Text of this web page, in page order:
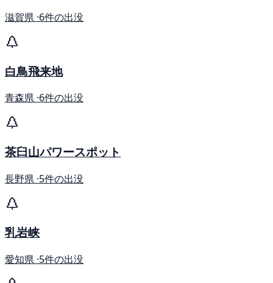
滋賀県 ·6件の出没
白鳥飛来地
青森県 ·6件の出没
茶臼山パワースポット
長野県 ·5件の出没
乳岩峡
愛知県 ·5件の出没